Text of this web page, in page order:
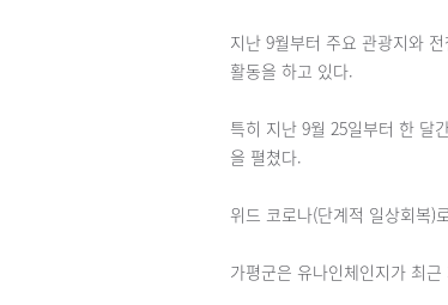
지난 9월부터 주요 관광지와
활동을 하고 있다.
특히 지난 9월 25일부터 한 달
을 펼쳤다.
위드 코로나(단계적 일상회복)
가평군은 유나인체인지가 최